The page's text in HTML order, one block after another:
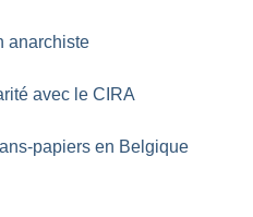
anarchiste
avec le CIRA
papiers en Belgique